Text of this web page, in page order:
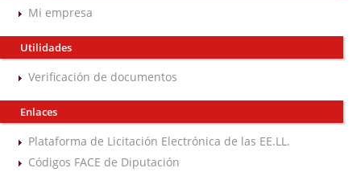
Mi empresa
Utilidades
Verificación de documentos
Enlaces
Plataforma de Licitación Electrónica de las EE.LL.
Códigos FACE de Diputación